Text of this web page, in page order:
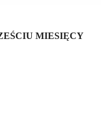
MIESIĘCY